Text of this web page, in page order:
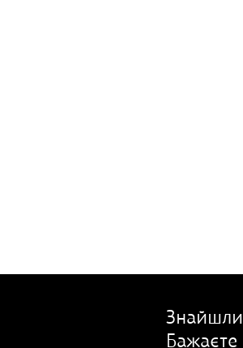
Бажаєте